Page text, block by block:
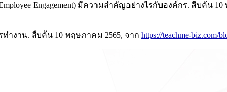
Engagement) มีความสำคัญอย่างไรกับองค์กร. สืบค้น
ทำงาน. สืบค้น 10 พฤษภาคม 2565, จาก https://teachme-biz.com/